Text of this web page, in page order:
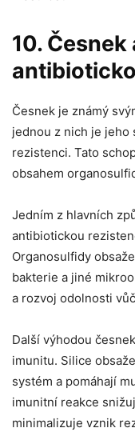
10.‍
Česnek je známý
jednou⁤ z ‍nich ​je
rezistenci. Tato
obsahem
Jedním z hlavních
antibiotickou
Organosulfidy
bakterie a jiné
a rozvoj odolnosti
Další ⁢výhodou
imunitu.⁤ Silice
systém a pomáhají
imunitní reakce
minimalizuje vznik